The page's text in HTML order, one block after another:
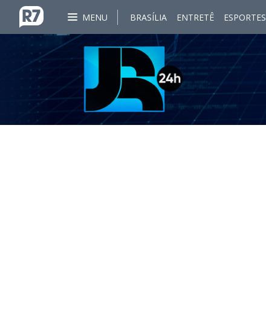
MENU BRASÍLIA ENTRETÊ ESPORTES